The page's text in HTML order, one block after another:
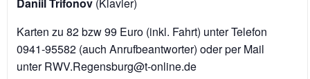
Karten zu 82 bzw 99 Euro (inkl. Fahrt) unter Telefon
0941-95582 (auch Anrufbeantworter) oder per Mail
unter RWV.Regensburg@t-online.de